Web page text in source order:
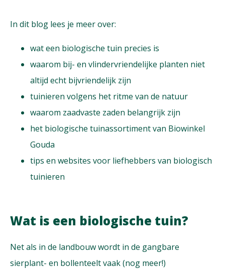
In dit blog lees je meer over:
wat een biologische tuin precies is
waarom bij- en vlindervriendelijke planten niet
altijd echt bijvriendelijk zijn
tuinieren volgens het ritme van de natuur
waarom zaadvaste zaden belangrijk zijn
het biologische tuinassortiment van Biowinkel
Gouda
tips en websites voor liefhebbers van biologisch
tuinieren
Wat is een biologische tuin?
Net als in de landbouw wordt in de gangbare
sierplant- en bollenteelt vaak (nog meer!)